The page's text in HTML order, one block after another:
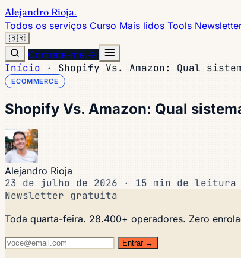
Alejandro Rioja.
Todos os serviços Curso Mais lidos Tools
🇧🇷
Contrate-me →
Início · Shopify Vs. Amazon: Qual
ECOMMERCE
Shopify Vs. Amazon: Qual
Alejandro Rioja
23 de julho de 2026 ·
15 min de leitura
Newsletter gratuita
Toda quarta-feira. 28.400+ operadores. Zero
Entrar →